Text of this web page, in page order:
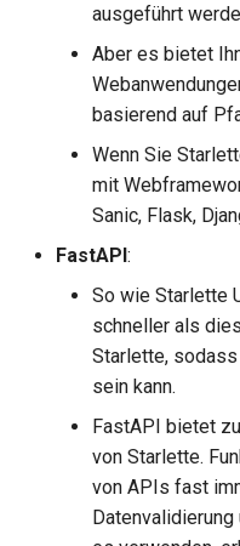
ausgeführt
Aber es bietet
basierend auf
Wenn Sie
mit
Sanic, Flask,
FastAPI:
So wie Starlette
schneller als
Starlette,
sein kann.
FastAPI bietet
von Starlette.
von APIs fast